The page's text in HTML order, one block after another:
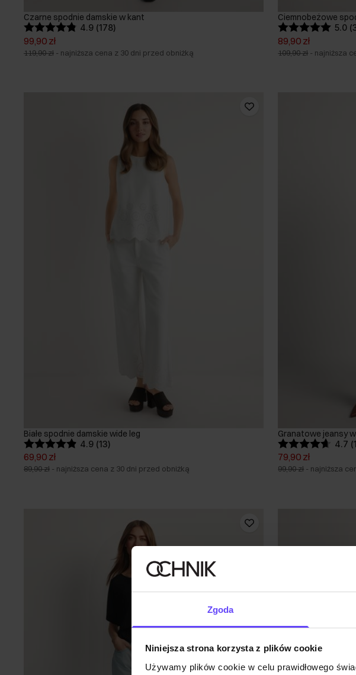
Zgoda
Niniejsza strona korzysta z plików cookie
Używamy plików cookie w celu prawidłowego
Czarne spodnie damskie w kant
4.9 (178)
99,90 zł
119,90 zł - najniższa cena z 30 dni przed obniżką
Ciemnobeżowe
5.0
89,90 zł
109,90 zł - najniższa
Białe spodnie damskie wide leg
4.9 (13)
69,90 zł
89,90 zł - najniższa cena z 30 dni przed obniżką
Granatowe jeansy
4.7
79,90 zł
99,90 zł - najniższa